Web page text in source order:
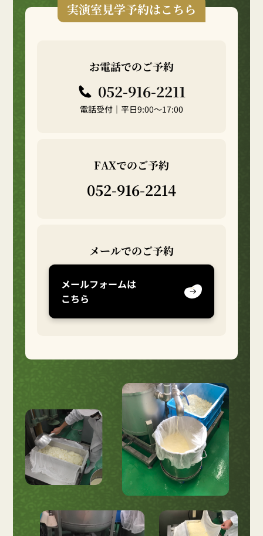
実演室見学予約はこちら
お電話でのご予約
052-916-2211
電話受付｜平日9:00～17:00
FAXでのご予約
052-916-2214
メールでのご予約
メールフォームは
こちら